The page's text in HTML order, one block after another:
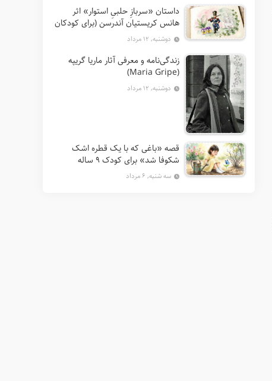
داستان «سربازِ حلبیِ استوار» اثر
هانس کریستیان آندرسن (برای کودکان
7 تا 12 سال) دوشنبه, ۱۲ مرداد
زندگی‌نامه و معرفی آثار ماریا گریپه
(Maria Gripe)
دوشنبه, ۱۲ مرداد
قصه «باغی که با یک قطره اشک
شکوفا شد» برای کودک ۹ ساله
سه شنبه, ۶ مرداد